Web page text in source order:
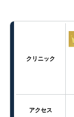
クリニック
アクセス